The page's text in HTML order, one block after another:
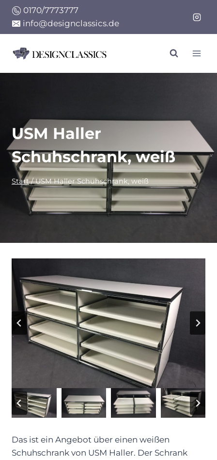
Zum
Inhalt
springen
0170/7773777
info@designclassics.de
USM Haller
Schuhschrank, weiß
Start / USM Haller Schuhschrank, weiß
Das ist ein Angebot über einen weißen
Schuhschrank von USM Haller. Der Schrank